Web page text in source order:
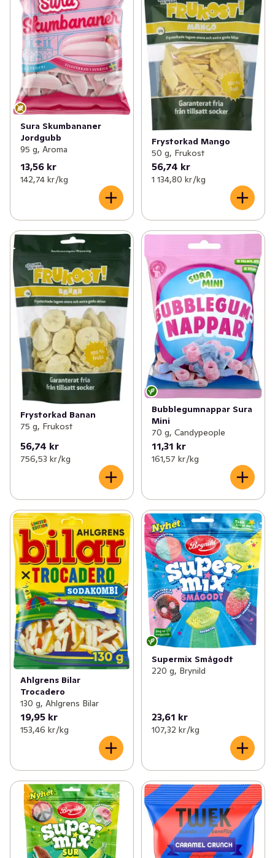
Sura Skumbananer
Jordgubb
95 g, Aroma
13,56 kr
142,74 kr /kg
Frystorkad Mango
50 g, Frukost
56,74 kr
1 134,80 kr /kg
Frystorkad Banan
75 g, Frukost
56,74 kr
756,53 kr /kg
Bubblegumnappar Sura
Mini
70 g, Candypeople
11,31 kr
161,57 kr /kg
Ahlgrens Bilar
Trocadero
130 g, Ahlgrens Bilar
19,95 kr
153,46 kr /kg
Supermix Smågodt
220 g, Brynild
23,61 kr
107,32 kr /kg